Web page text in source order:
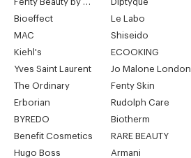
Bioeffect
Le Labo
MAC
Shiseido
Kiehl's
ECOOKING
Yves Saint Laurent
Jo Malone London
The Ordinary
Fenty Skin
Erborian
Rudolph Care
BYREDO
Biotherm
Benefit Cosmetics
RARE BEAUTY
Hugo Boss
Armani